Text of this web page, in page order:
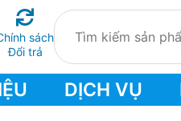
sách
Đổi trả
DỊCH VỤ